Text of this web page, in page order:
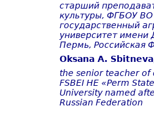
старший
культуры, ФГБОУ
государственный
университет
Пермь, Российская
Oksana A. Sbitneva
the senior teacher of
FSBEI HE «Perm
University named
Russian Federation